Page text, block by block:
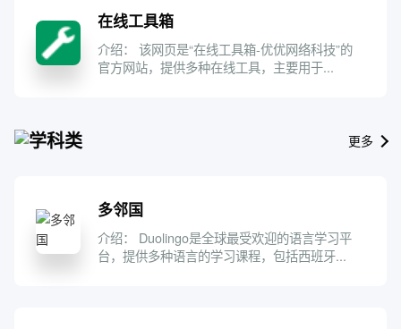
在线工具箱
介绍： 该网页是“在线工具箱-优优网络科技”的
官方网站，提供多种在线工具，主要用于...
学科类 更多
多邻国
介绍： Duolingo是全球最受欢迎的语言学习平
台，提供多种语言的学习课程，包括西班牙...